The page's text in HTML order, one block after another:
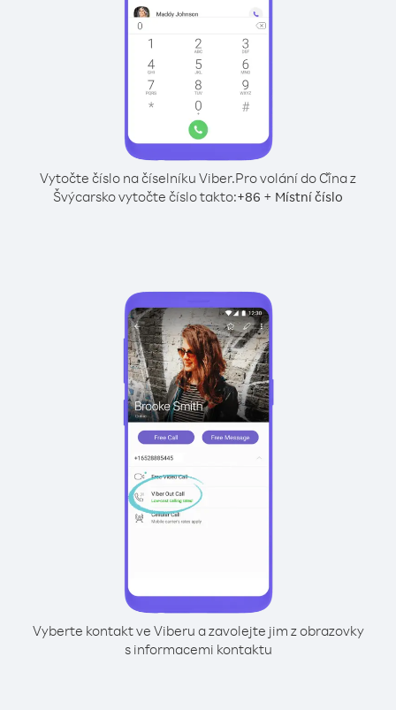
Vytočte číslo na číselníku Viber.Pro volání do Čína z
Švýcarsko vytočte číslo takto:+86 + Místní číslo
Vyberte kontakt ve Viberu a zavolejte jim z obrazovky
s informacemi kontaktu